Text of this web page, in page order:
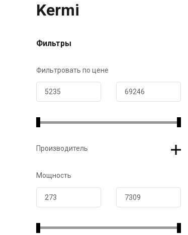
Kermi
Фильтры
Фильтровать по цене
Производитель
Мощность